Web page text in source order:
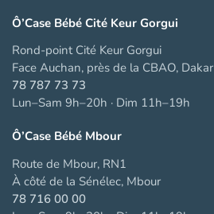
Ô’Case Bébé Cité Keur Gorgui
Rond-point Cité Keur Gorgui
Face Auchan, près de la CBAO, Dakar
78 787 73 73
Lun–Sam 9h–20h · Dim 11h–19h
Ô’Case Bébé Mbour
Route de Mbour, RN1
À côté de la Sénélec, Mbour
78 716 00 00